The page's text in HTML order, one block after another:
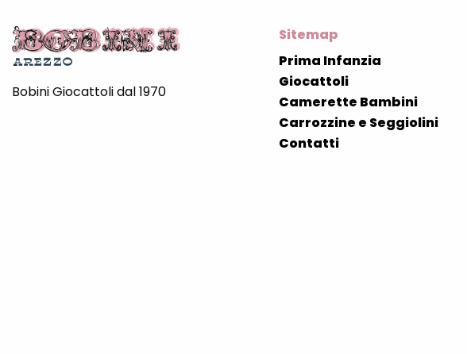
Bobini Giocattoli dal 1970
Sitemap
Prima Infanzia
Giocattoli
Camerette Bambini
Carrozzine e Seggiolini
Contatti